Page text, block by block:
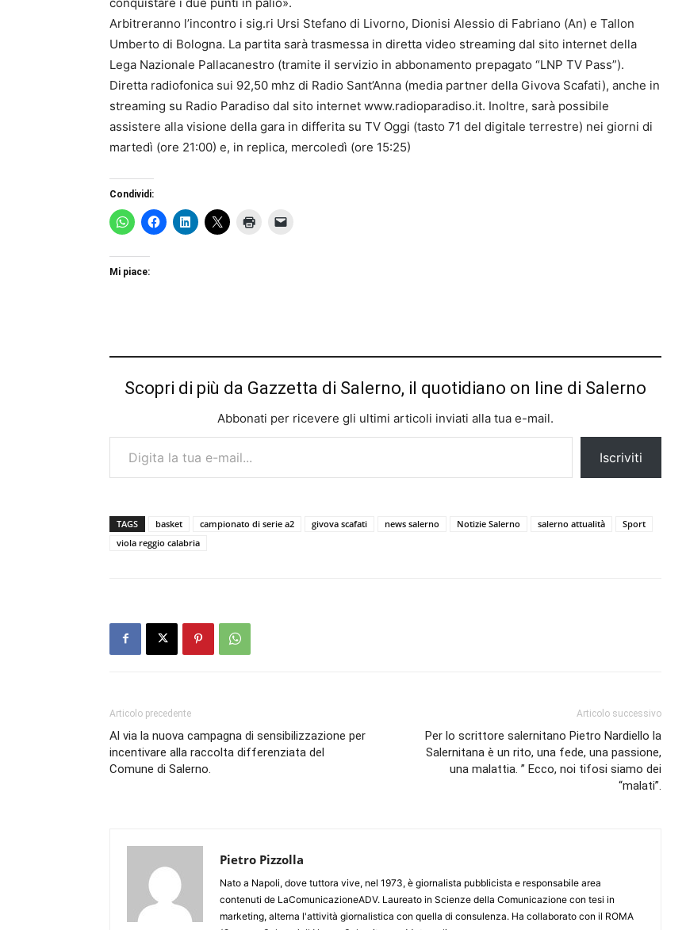
Arbitreranno l’incontro i sig.ri Ursi Stefano di Livorno, Dionisi Alessio di Fabriano (An) e Tallon
Umberto di Bologna. La partita sarà trasmessa in diretta video streaming dal sito internet della
Lega Nazionale Pallacanestro (tramite il servizio in abbonamento prepagato “LNP TV Pass”).
Diretta radiofonica sui 92,50 mhz di Radio Sant’Anna (media partner della Givova Scafati), anche in
streaming su Radio Paradiso dal sito internet www.radioparadiso.it. Inoltre, sarà possibile
assistere alla visione della gara in differita su TV Oggi (tasto 71 del digitale terrestre) nei giorni di
martedì (ore 21:00) e, in replica, mercoledì (ore 15:25)
Condividi:
Mi piace:
Scopri di più da Gazzetta di Salerno, il quotidiano on line di Salerno
Abbonati per ricevere gli ultimi articoli inviati alla tua e-mail.
Digita la tua e-mail...
Iscriviti
TAGS basket campionato di serie a2 givova scafati news salerno Notizie Salerno salerno attualità
Sport
viola reggio calabria
Articolo precedente
Al via la nuova campagna di sensibilizzazione per
incentivare alla raccolta differenziata del
Comune di Salerno.
Articolo successivo
Per lo scrittore salernitano Pietro Nardiello la
Salernitana è un rito, una fede, una passione,
una malattia. ” Ecco, noi tifosi siamo dei
“malati”.
Pietro Pizzolla
Nato a Napoli, dove tuttora vive, nel 1973, è giornalista pubblicista e responsabile area
contenuti de LaComunicazioneADV. Laureato in Scienze della Comunicazione con tesi in
marketing, alterna l'attività giornalistica con quella di consulenza. Ha collaborato con il ROMA